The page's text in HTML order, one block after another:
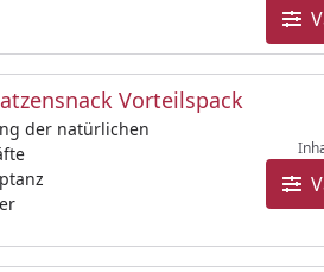
Vorteilspack
der natürlichen